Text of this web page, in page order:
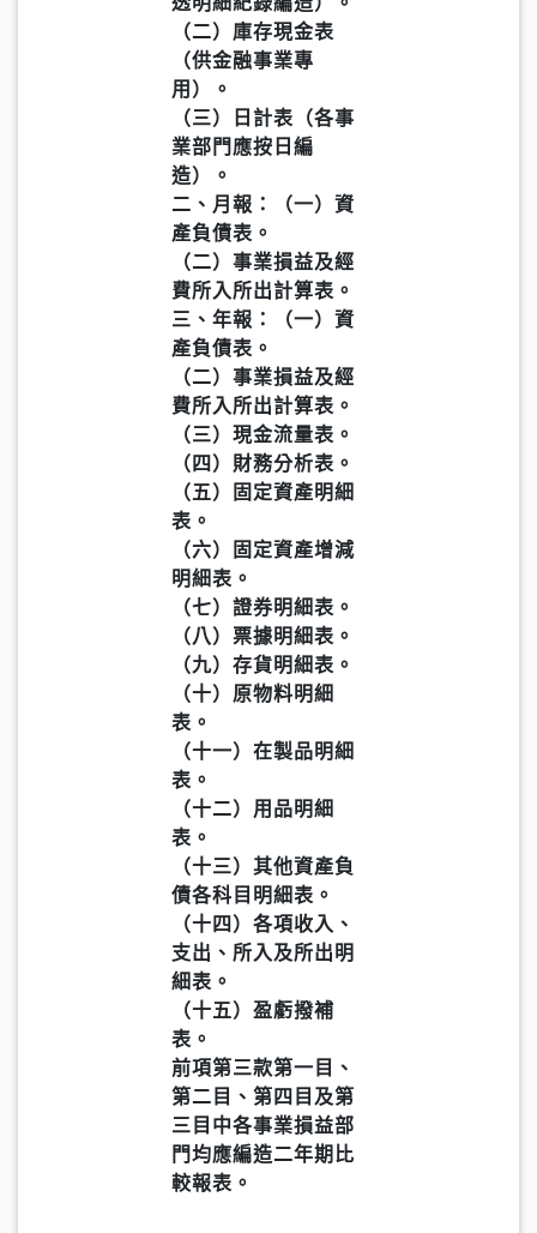
（二）庫存現金表
（供金融事業專
用）。
（三）日計表（各事
業部門應按日編
造）。
二、月報：（一）資
產負債表。
（二）事業損益及經
費所入所出計算表。
三、年報：（一）資
產負債表。
（二）事業損益及經
費所入所出計算表。
（三）現金流量表。
（四）財務分析表。
（五）固定資產明細
表。
（六）固定資產增減
明細表。
（七）證券明細表。
（八）票據明細表。
（九）存貨明細表。
（十）原物料明細
表。
（十一）在製品明細
表。
（十二）用品明細
表。
（十三）其他資產負
債各科目明細表。
（十四）各項收入、
支出、所入及所出明
細表。
（十五）盈虧撥補
表。
前項第三款第一目、
第二目、第四目及第
三目中各事業損益部
門均應編造二年期比
較報表。